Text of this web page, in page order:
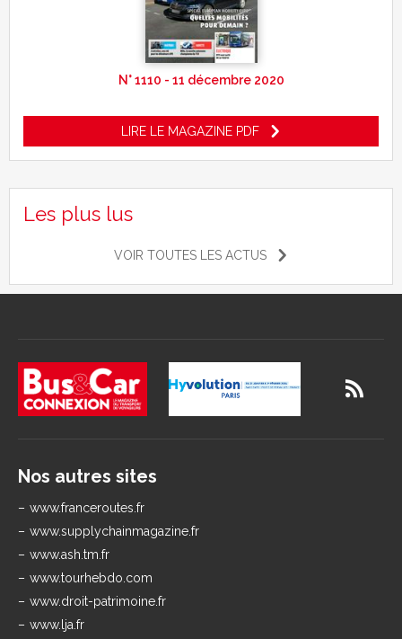
N° 1110 - 11 décembre 2020
LIRE LE MAGAZINE PDF
Les plus lus
VOIR TOUTES LES ACTUS
Nos autres sites
www.franceroutes.fr
www.supplychainmagazine.fr
www.ash.tm.fr
www.tourhebdo.com
www.droit-patrimoine.fr
www.lja.fr